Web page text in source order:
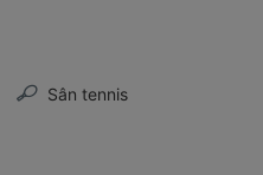
Sân tennis